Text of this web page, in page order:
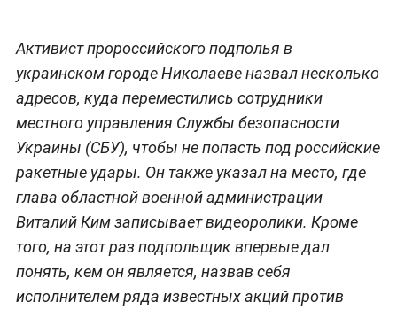
Активист пророссийского подполья в
украинском городе Николаеве назвал несколько
адресов, куда переместились сотрудники
местного управления Службы безопасности
Украины (СБУ), чтобы не попасть под российские
ракетные удары. Он также указал на место, где
глава областной военной администрации
Виталий Ким записывает видеоролики. Кроме
того, на этот раз подпольщик впервые дал
понять, кем он является, назвав себя
исполнителем ряда известных акций против